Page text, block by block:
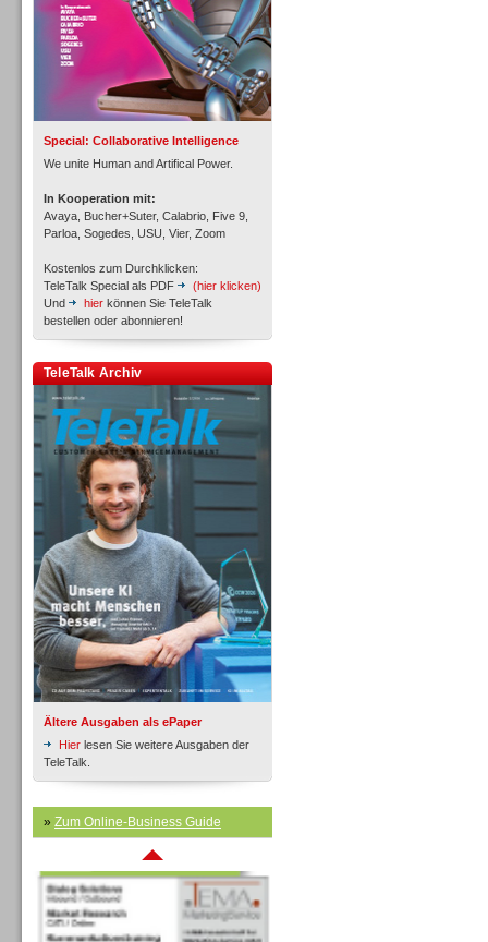
Special: Collaborative Intelligence
We unite Human and Artifical Power.
In Kooperation mit:
Avaya, Bucher+Suter, Calabrio, Five 9,
Parloa, Sogedes, USU, Vier, Zoom
Kostenlos zum Durchklicken:
TeleTalk Special als PDF
(hier klicken)
Und
hier können Sie TeleTalk
bestellen oder abonnieren!
TeleTalk Archiv
Ältere Ausgaben als ePaper
Hier lesen Sie weitere Ausgaben der
TeleTalk.
» Zum Online-Business Guide
Inbound
Inbound
Inbound
Inbound